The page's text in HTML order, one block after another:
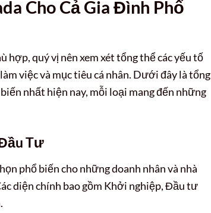
Cho Cả Gia Đình Phổ
hợp, quý vị nên xem xét tổng thể các yếu tố
việc và mục tiêu cá nhân. Dưới đây là tổng
nhất hiện nay, mỗi loại mang đến những
Tư
phổ biến cho những doanh nhân và nhà
diện chính bao gồm Khởi nghiệp, Đầu tư